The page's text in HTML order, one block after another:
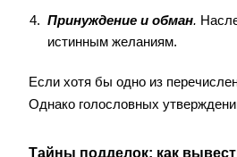
Принуждение и обман.
истинным желаниям.
Если хотя бы одно из
Однако голословных
Тайны подделок: как